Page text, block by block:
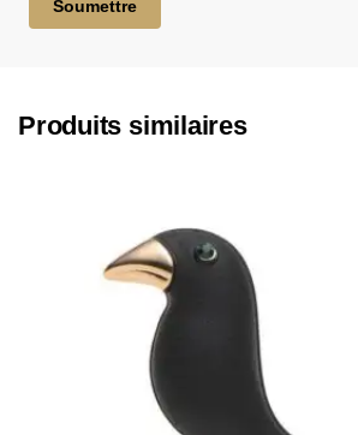
Produits similaires